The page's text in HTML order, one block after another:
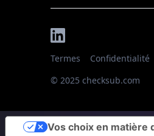
© 2025 checksub.com
Termes Confidentialité
Vos choix en matière